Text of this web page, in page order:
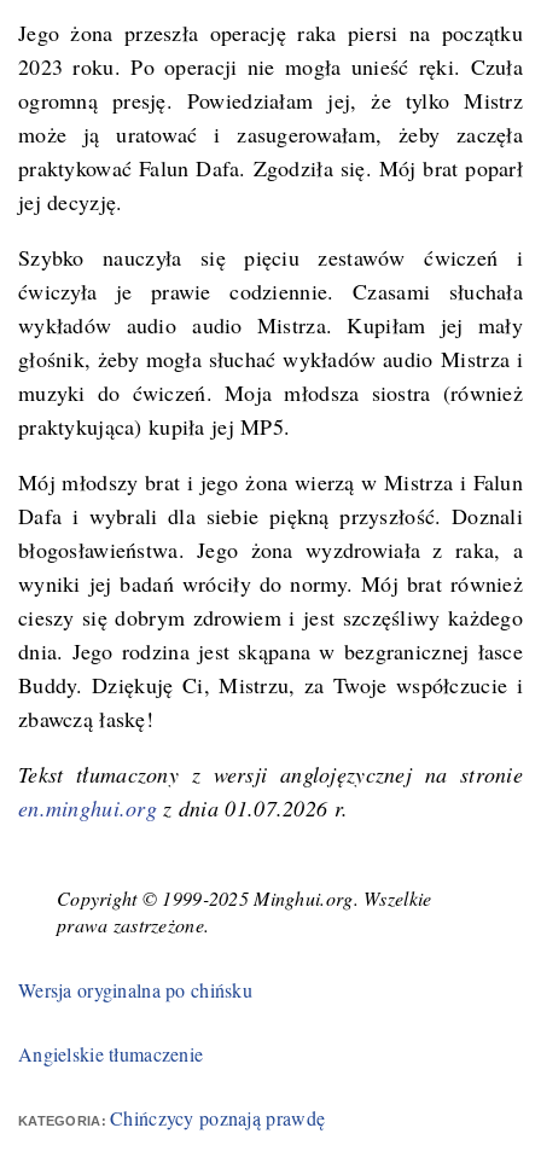
Jego żona przeszła operację raka piersi na początku
2023 roku. Po operacji nie mogła unieść ręki. Czuła
ogromną presję. Powiedziałam jej, że tylko Mistrz
może ją uratować i zasugerowałam, żeby zaczęła
praktykować Falun Dafa. Zgodziła się. Mój brat poparł
jej decyzję.
Szybko nauczyła się pięciu zestawów ćwiczeń i
ćwiczyła je prawie codziennie. Czasami słuchała
wykładów audio audio Mistrza. Kupiłam jej mały
głośnik, żeby mogła słuchać wykładów audio Mistrza i
muzyki do ćwiczeń. Moja młodsza siostra (również
praktykująca) kupiła jej MP5.
Mój młodszy brat i jego żona wierzą w Mistrza i Falun
Dafa i wybrali dla siebie piękną przyszłość. Doznali
błogosławieństwa. Jego żona wyzdrowiała z raka, a
wyniki jej badań wróciły do normy. Mój brat również
cieszy się dobrym zdrowiem i jest szczęśliwy każdego
dnia. Jego rodzina jest skąpana w bezgranicznej łasce
Buddy. Dziękuję Ci, Mistrzu, za Twoje współczucie i
zbawczą łaskę!
Tekst tłumaczony z wersji anglojęzycznej na stronie
en.minghui.org z dnia 01.07.2026 r.
Copyright © 1999-2025 Minghui.org. Wszelkie
prawa zastrzeżone.
Wersja oryginalna po chińsku
Angielskie tłumaczenie
KATEGORIA:Chińczycy poznają prawdę